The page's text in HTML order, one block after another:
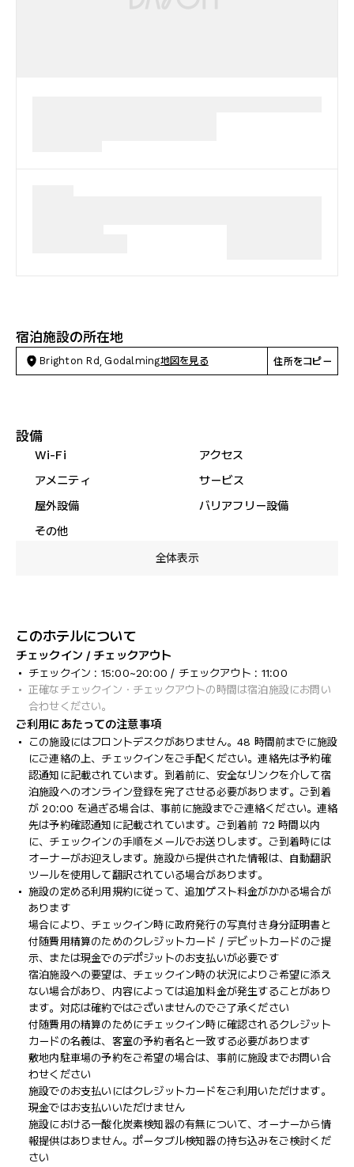
宿泊施設の所在地
Brighton Rd, Godalming地図を見る 住所をコピー
設備
Wi-Fi
アクセス
アメニティ
サービス
屋外設備
バリアフリー設備
その他
全体表示
このホテルについて
チェックイン / チェックアウト
チェックイン : 15:00~20:00 / チェックアウト : 11:00
正確なチェックイン・チェックアウトの時間は宿泊施設にお問い
合わせください。
ご利用にあたっての注意事項
この施設にはフロントデスクがありません。48 時間前までに施設
にご連絡の上、チェックインをご手配ください。連絡先は予約確
認通知に記載されています。到着前に、安全なリンクを介して宿
泊施設へのオンライン登録を完了させる必要があります。ご到着
が 20:00 を過ぎる場合は、事前に施設までご連絡ください。連絡
先は予約確認通知に記載されています。ご到着前 72 時間以内
に、チェックインの手順をメールでお送りします。ご到着時には
オーナーがお迎えします。施設から提供された情報は、自動翻訳
ツールを使用して翻訳されている場合があります。
施設の定める利用規約に従って、追加ゲスト料金がかかる場合が
あります
場合により、チェックイン時に政府発行の写真付き身分証明書と
付随費用精算のためのクレジットカード / デビットカードのご提
示、または現金でのデポジットのお支払いが必要です
宿泊施設への要望は、チェックイン時の状況によりご希望に添え
ない場合があり、内容によっては追加料金が発生することがあり
ます。対応は確約ではございませんのでご了承ください
付随費用の精算のためにチェックイン時に確認されるクレジット
カードの名義は、客室の予約者名と一致する必要があります
敷地内駐車場の予約をご希望の場合は、事前に施設までお問い合
わせください
施設でのお支払いにはクレジットカードをご利用いただけます。
現金ではお支払いいただけません
施設における一酸化炭素検知器の有無について、オーナーから情
報提供はありません。ポータブル検知器の持ち込みをご検討くだ
さい